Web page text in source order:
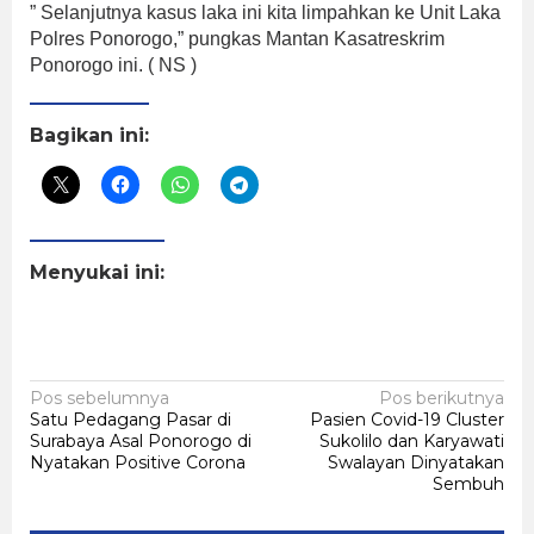
” Selanjutnya kasus laka ini kita limpahkan ke Unit Laka
Polres Ponorogo,” pungkas Mantan Kasatreskrim
Ponorogo ini. ( NS )
Bagikan ini:
Menyukai ini:
Navigasi
pos
Pos sebelumnya
Satu Pedagang Pasar di
Surabaya Asal Ponorogo di
Nyatakan Positive Corona
Pos berikutnya
Pasien Covid-19 Cluster
Sukolilo dan Karyawati
Swalayan Dinyatakan
Sembuh